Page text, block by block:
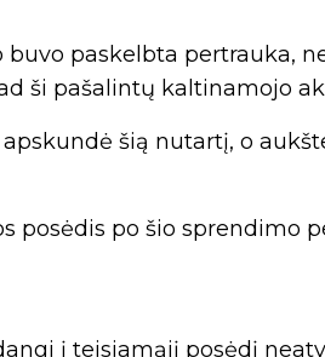
buvo paskelbta pertrauka,
ši pašalintų kaltinamojo
šią nutartį, o
posėdis po šio sprendimo
į teisiamąjį posėdį